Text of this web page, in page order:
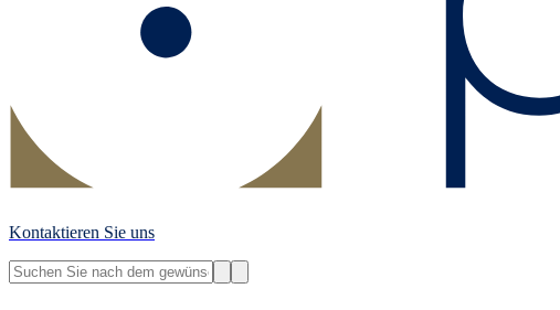
Kontaktieren Sie uns